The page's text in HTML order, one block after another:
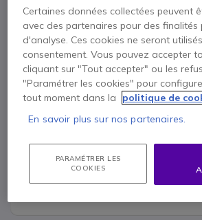
1999,95 €
1706,95 €
Sony BRAVIA 3 65''
1599,95 €
1235,95 € HT
Sony BRAVIA 3 55''
Certaines données collectées peuvent
avec des partenaires pour des finalités
d'analyse. Ces cookies ne seront
consentement. Vous pouvez accepter
cliquant sur "Tout accepter" ou les
"Paramétrer les cookies" pour
tout moment dans la
politique de
En savoir plus sur nos partenaires.
PARAMÉTRER LES
COOKIES